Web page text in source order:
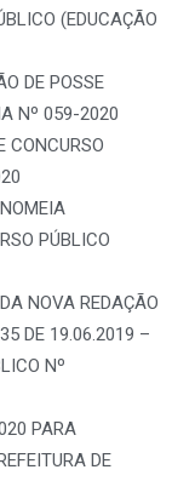
(EDUCAÇÃO
DE POSSE
Nº 059-2020
CONCURSO
PÚBLICO
NOVA REDAÇÃO
DE 19.06.2019 –
Nº
PARA
DE